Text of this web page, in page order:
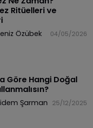
Ritüelleri ve
Özübek 04/05/2026
Göre Hangi Doğal
Şarman 25/12/2025